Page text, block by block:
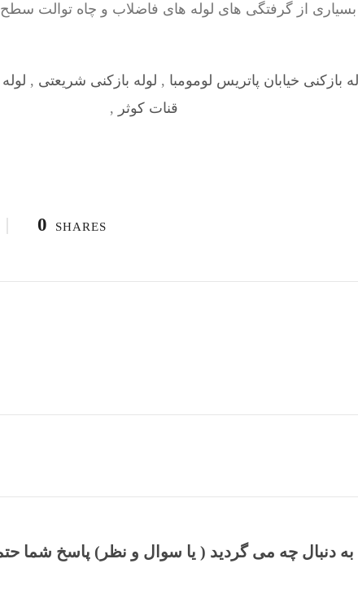
از گرفتگی های لوله های فاضلاب و چاه توالت سطح
بازکنی خیابان پاتریس لومومبا , لوله بازکنی شریعتی ,
قنات کوثر ,
0 SHARES
به دنبال چه می گردید ( یا سوال و نظر) پاسخ شما